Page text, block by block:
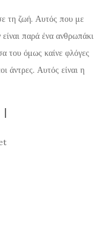
τη ζωή. Αυτός που με
παρά ένα ανθρωπάκι
του όμως καίνε φλόγες
άντρες. Αυτός είναι η